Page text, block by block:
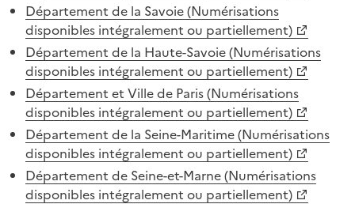
Département de la Savoie (Numérisations
disponibles intégralement ou partiellement)
Département de la Haute-Savoie (Numérisations
disponibles intégralement ou partiellement)
Département et Ville de Paris (Numérisations
disponibles intégralement ou partiellement)
Département de la Seine-Maritime (Numérisations
disponibles intégralement ou partiellement)
Département de Seine-et-Marne (Numérisations
disponibles intégralement ou partiellement)